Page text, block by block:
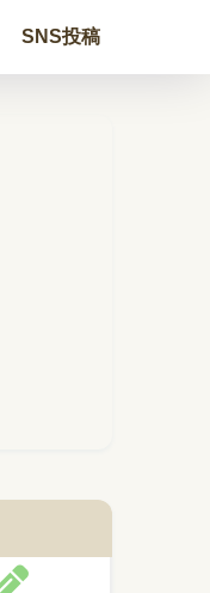
SNS投稿